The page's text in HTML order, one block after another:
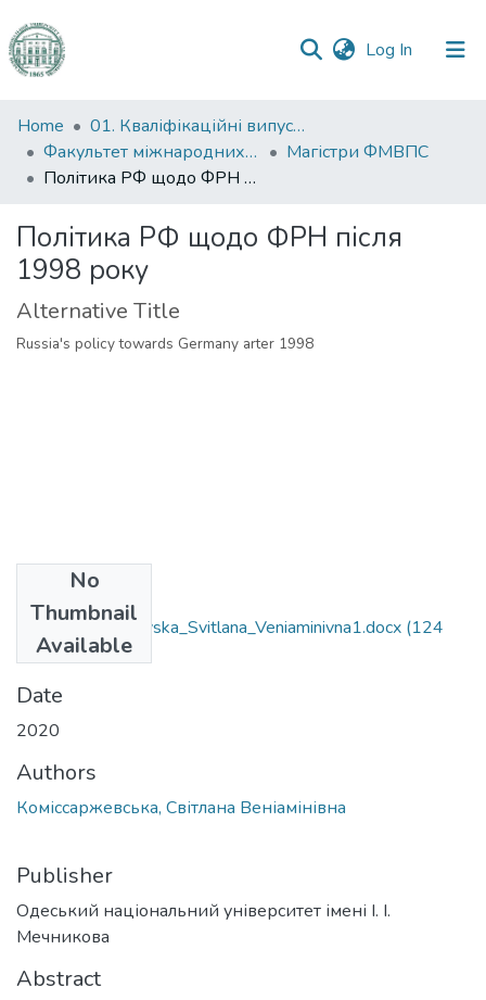
Log In (current)
Communities
&
Collections
Statistics
Home
01. Кваліфікаційні випускні роботи здобувачів вищої освіти
Факультет міжнародних відносин, політології та соціології
Магістри ФМВПС
Політика РФ щодо ФРН після 1998 року
Політика РФ щодо ФРН після
1998 року
Alternative Title
Russia's policy towards Germany arter 1998
No
Thumbnail
Available
291_Komissarzevska_Svitlana_Veniaminivna1.docx (124
KB)
Date
2020
Authors
Коміссаржевська, Світлана Веніамінівна
Publisher
Одеський національний університет імені І. І.
Мечникова
Abstract